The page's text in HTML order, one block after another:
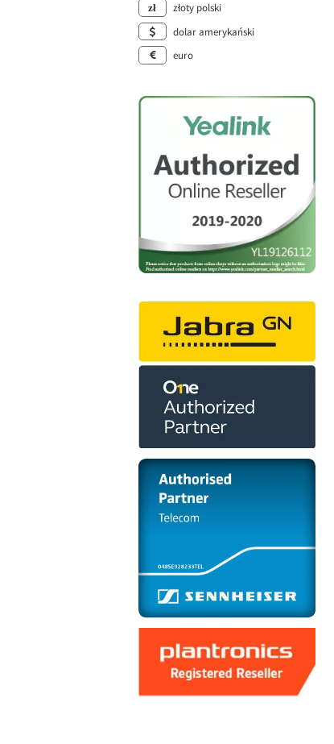
złoty polski
dolar amerykański
euro